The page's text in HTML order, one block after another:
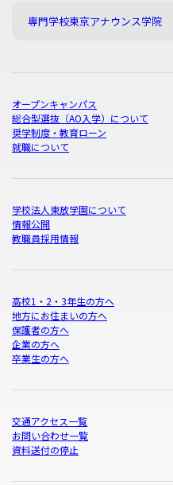
専門学校東京アナウンス学院
オープンキャンパス
総合型選抜（AO入学）について
奨学制度・教育ローン
就職について
学校法人東放学園について
情報公開
教職員採用情報
高校1・2・3年生の方へ
地方にお住まいの方へ
保護者の方へ
企業の方へ
卒業生の方へ
交通アクセス一覧
お問い合わせ一覧
資料送付の停止